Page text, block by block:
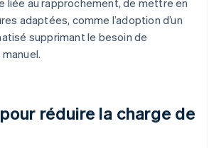
liée au rapprochement, de mettre en
adaptées, comme l’adoption d’un
supprimant le besoin de
réduire la charge de